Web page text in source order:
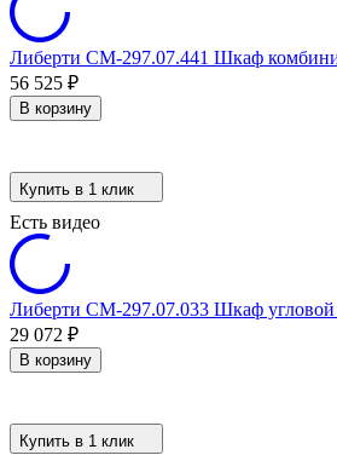
Либерти СМ-297.07.441 Шкаф
56 525 ₽
В корзину
Купить в 1 клик
Есть видео
Либерти СМ-297.07.033 Шкаф
29 072 ₽
В корзину
Купить в 1 клик